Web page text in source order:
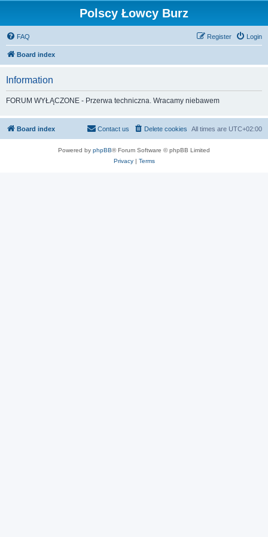
Polscy Łowcy Burz
FAQ Login
Register
Board index
Information
FORUM WYŁĄCZONE - Przerwa techniczna. Wracamy niebawem
Board index All times are UTC+02:00
Delete cookies
Contact us
Powered by phpBB® Forum Software © phpBB Limited
Privacy| Terms